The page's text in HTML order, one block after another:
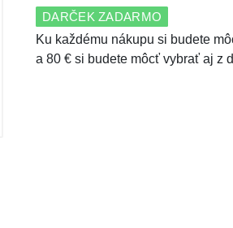
DARČEK ZADARMO
Ku každému nákupu si budete
a 80 € si budete môcť vybrať aj z